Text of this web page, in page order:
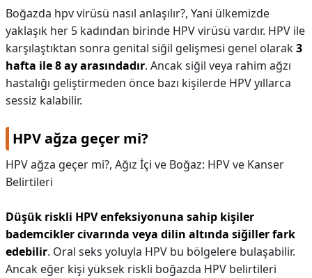
Boğazda hpv virüsü nasıl anlaşılır?, Yani ülkemizde
yaklaşık her 5 kadından birinde HPV virüsü vardır. HPV ile
karşılaştıktan sonra genital siğil gelişmesi genel olarak3
hafta ile 8 ay arasındadır. Ancak siğil veya rahim ağzı
hastalığı geliştirmeden önce bazı kişilerde HPV yıllarca
sessiz kalabilir.
HPV ağza geçer mi?
HPV ağza geçer mi?, Ağız İçi ve Boğaz: HPV ve Kanser
Belirtileri
Düşük riskli HPV enfeksiyonuna sahip kişiler
bademcikler civarında veya dilin altında siğiller fark
edebilir. Oral seks yoluyla HPV bu bölgelere bulaşabilir.
Ancak eğer kişi yüksek riskli boğazda HPV belirtileri